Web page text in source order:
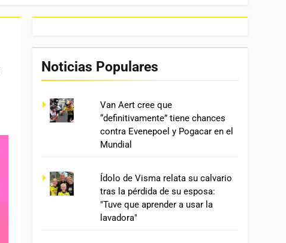
Noticias Populares
Van Aert cree que
“definitivamente” tiene chances
contra Evenepoel y Pogacar en el
Mundial
Ídolo de Visma relata su calvario
tras la pérdida de su esposa:
"Tuve que aprender a usar la
lavadora"